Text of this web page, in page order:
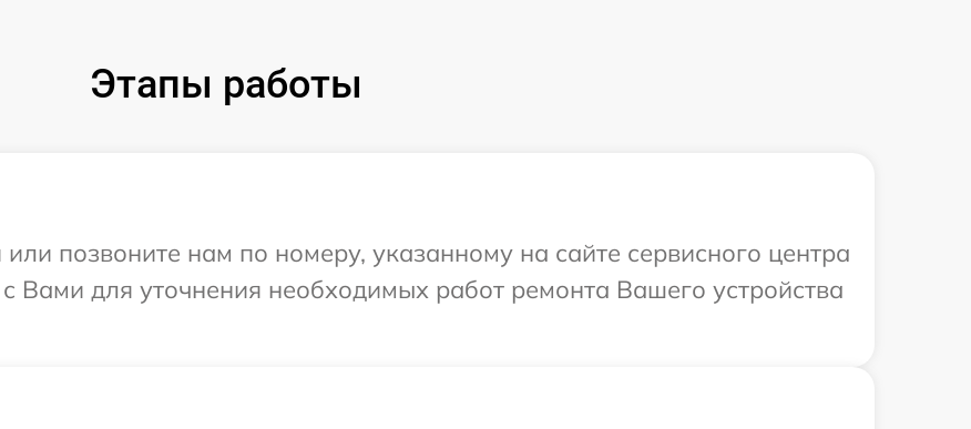
Этапы работы
позвоните нам по номеру, указанному на сайте сервисного центра
Вами для уточнения необходимых работ ремонта Вашего устройства